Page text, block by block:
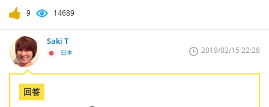
9 14689
Saki T
日本 2019/02/15 22:28
回答